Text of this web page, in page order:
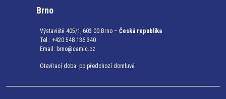
Brno
Výstaviště 405/1, 603 00 Brno – Česká republika
Tel.: +420 548 136 340
Email: brno@camic.cz
Otevírací doba: po předchozí domluvě